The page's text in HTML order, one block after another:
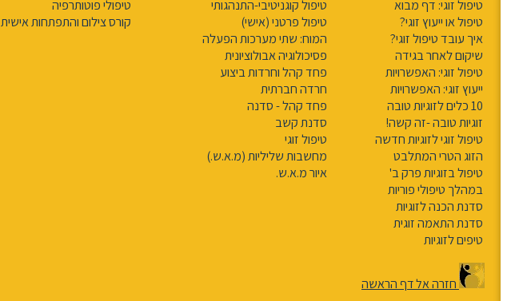
טיפול זוגי: דף מבוא
טיפול או ייעוץ זוגי?
איך עובד טיפול זוגי?
שיקום לאחר בגידה
טיפול זוגי: האפשרויות
ייעוץ זוגי: האפשרויות
10 כלים לזוגיות טובה
זוגיות טובה -זה קשה!
טיפול זוגי לזוגיות חדשה
הזוג הטרי המתלבט
טיפול בזוגיות פרק ב'
במהלך טיפולי פוריות
סדנת הכנה לזוגיות
סדנת התאמה זוגית
טיפים לזוגיות
טיפול קוגניטיבי-התנהגותי
טיפול פרטני (אישי)
המוח: שתי מערכות הפעלה
פסיכולוגיה אבולוציונית
פחד קהל וחרדות ביצוע
חרדה חברתית
פחד קהל - סדנה
סדנת קשב
טיפול זוגי
מחשבות שליליות (מ.א.ש.)
איור מ.א.ש.
טיפולי פוטותרפיה
קורס צילום והתפתחות אישית
חזרה אל דף הראשה